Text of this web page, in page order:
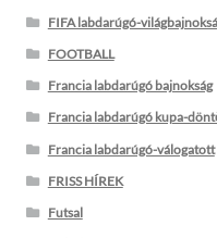
FIFA labdarúgó-
FOOTBALL
Francia labdarúgó bajnokság
Francia labdarúgó kupa-
Francia labdarúgó-válogatott
FRISS HÍREK
Futsal